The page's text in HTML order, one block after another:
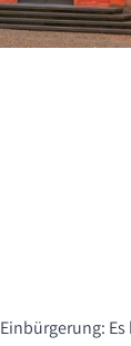
Einbürgerung: